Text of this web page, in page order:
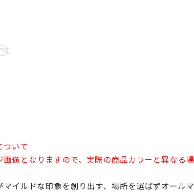
ついて
画像となりますので、実際の商品カラーと異なる
マイルドな印象を創り出す、場所を選ばずオール